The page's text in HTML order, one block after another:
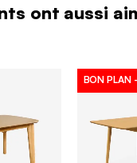
ont aussi
BON PLAN